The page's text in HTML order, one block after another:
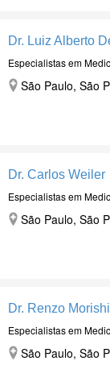
Dr. Luiz Alberto
Especialistas em
São Paulo, São
Dr. Carlos Weiler
Especialistas em
São Paulo, São
Dr. Renzo
Especialistas em
São Paulo, São